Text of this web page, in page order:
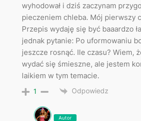
wyhodował i dziś zaczynam
pieczeniem chleba. Mój pierwszy
Przepis wydaję się być baaardzo
jednak pytanie: Po uformowaniu
jeszcze rosnąć. Ile czasu? Wiem,
wydać się śmieszne, ale jestem
laikiem w tym temacie.
1 Odpowiedz
Autor